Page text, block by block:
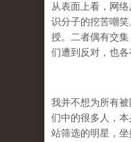
从表面上看，网
识分子的挖苦嘲
授。二者偶有交
们遭到反对，也各
我并不想为所有
们中的很多人，
站筛选的明星，